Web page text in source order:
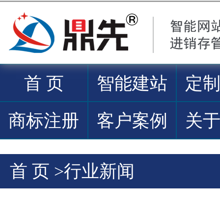
首 页 智能建站
定
商标注册
客户案例 关
首 页 >行业新闻